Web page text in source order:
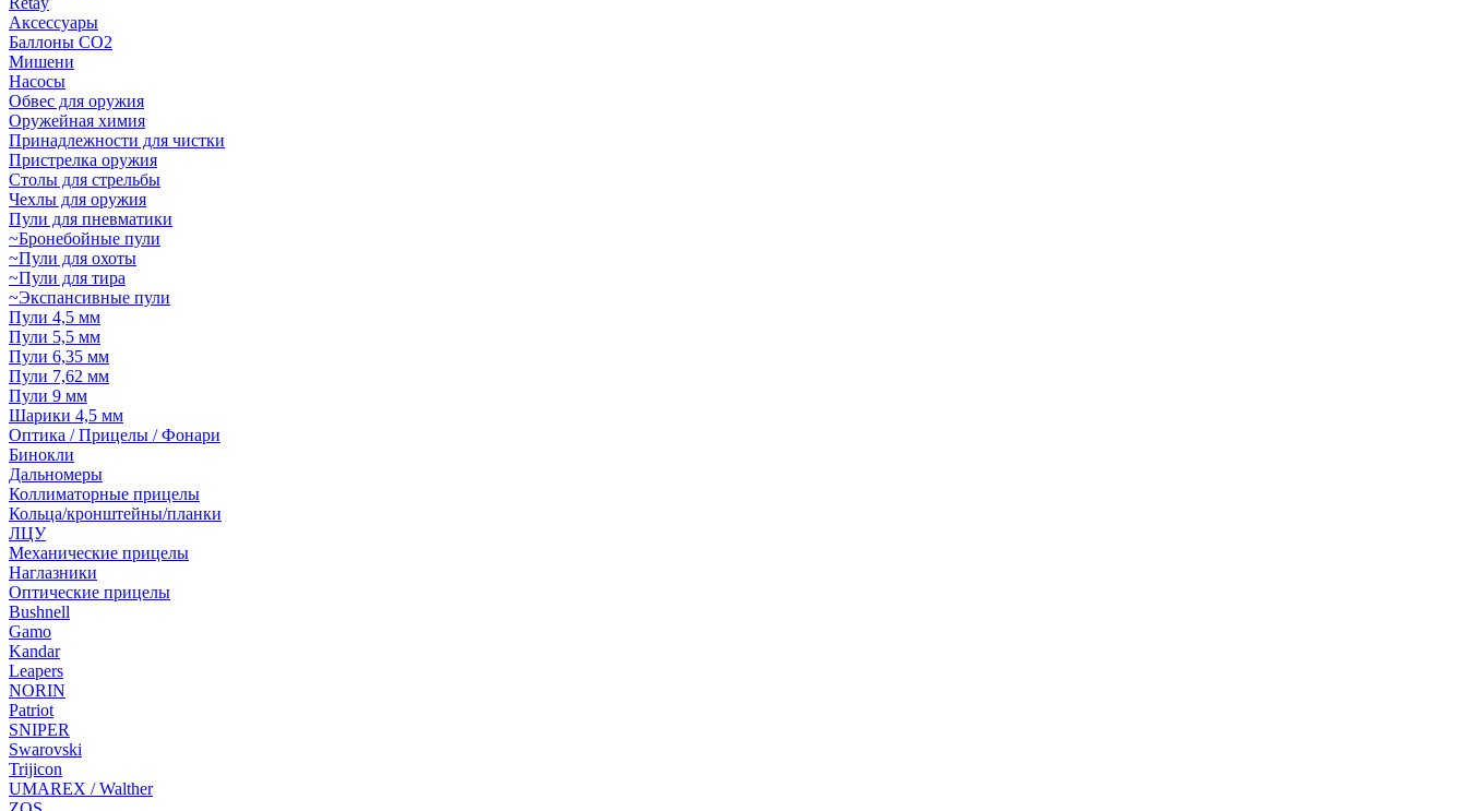
Аксессуары
Баллоны СО2
Мишени
Насосы
Обвес для оружия
Оружейная химия
Принадлежности для чистки
Пристрелка оружия
Столы для стрельбы
Чехлы для оружия
Пули для пневматики
~Бронебойные пули
~Пули для охоты
~Пули для тира
~Экспансивные пули
Пули 4,5 мм
Пули 5,5 мм
Пули 6,35 мм
Пули 7,62 мм
Пули 9 мм
Шарики 4,5 мм
Оптика / Прицелы / Фонари
Бинокли
Дальномеры
Коллиматорные прицелы
Кольца/кронштейны/планки
ЛЦУ
Механические прицелы
Наглазники
Оптические прицелы
Bushnell
Gamo
Kandar
Leapers
NORIN
Patriot
SNIPER
Swarovski
Trijicon
UMAREX / Walther